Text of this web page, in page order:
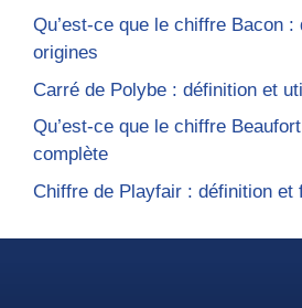
Qu’est-ce que le chiffre Bacon :
origines
Carré de Polybe : définition et
Qu’est-ce que le chiffre
complète
Chiffre de Playfair : définition et